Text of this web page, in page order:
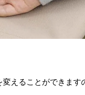
えることができます